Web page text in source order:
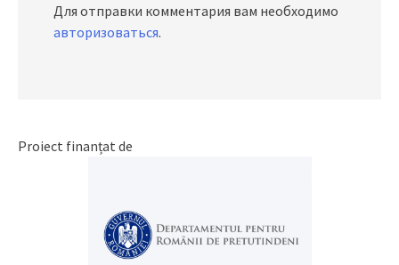
Для отправки комментария вам необходимо
авторизоваться.
Proiect finanțat de